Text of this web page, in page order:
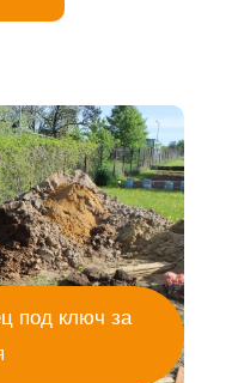
под ключ за